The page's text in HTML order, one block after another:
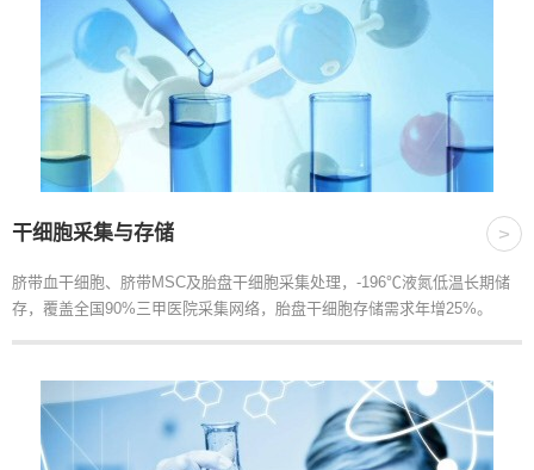
干细胞采集与存储 >
脐带血干细胞、脐带MSC及胎盘干细胞采集处理，-196℃液氮低温长期储
存，覆盖全国90%三甲医院采集网络，胎盘干细胞存储需求年增25%。